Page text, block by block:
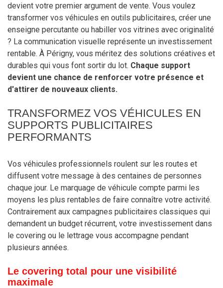
devient votre premier argument de vente. Vous voulez
transformer vos véhicules en outils publicitaires, créer une
enseigne percutante ou habiller vos vitrines avec originalité
? La communication visuelle représente un investissement
rentable. À Périgny, vous méritez des solutions créatives et
durables qui vous font sortir du lot. Chaque support
devient une chance de renforcer votre présence et
d'attirer de nouveaux clients.
TRANSFORMEZ VOS VÉHICULES EN
SUPPORTS PUBLICITAIRES
PERFORMANTS
Vos véhicules professionnels roulent sur les routes et
diffusent votre message à des centaines de personnes
chaque jour. Le marquage de véhicule compte parmi les
moyens les plus rentables de faire connaître votre activité.
Contrairement aux campagnes publicitaires classiques qui
demandent un budget récurrent, votre investissement dans
le covering ou le lettrage vous accompagne pendant
plusieurs années.
Le covering total pour une visibilité
maximale